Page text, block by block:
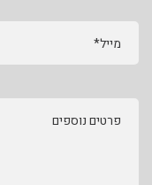
מייל*
פרטים נוספים